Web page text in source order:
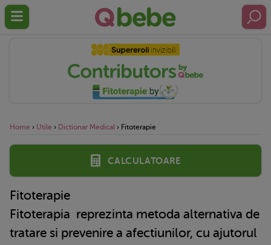
Home › Utile › Dictionar Medical › Fitoterapie
Calculatoare
Fitoterapie
Fitoterapia reprezinta metoda alternativa de
tratare si prevenire a afectiunilor, cu ajutorul